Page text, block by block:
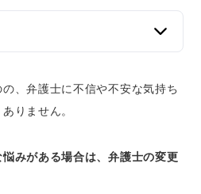
変更するのが難しい3つのケ
り、過分に費用が掛かって
、弁護士に不信や不安な気持ち
りません。
みがある場合は、弁護士の変更